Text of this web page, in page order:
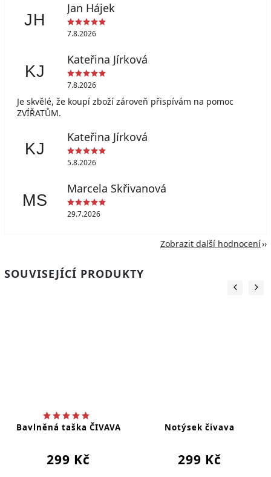
JH
Jan Hájek
7.8.2026
KJ
Kateřina Jírková
7.8.2026
Je skvělé, že koupí zboží zároveň přispívám na pomoc
ZVÍŘATŮM.
KJ
Kateřina Jírková
5.8.2026
MS
Marcela Skřivanová
29.7.2026
Zobrazit další hodnocení
SOUVISEJÍCÍ PRODUKTY
Bavlněná taška ČIVAVA
299 Kč
Notýsek čivava
299 Kč